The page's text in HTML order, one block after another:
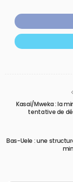
Kasaï/Mweka : la
tentative de
Bas-Uele : une